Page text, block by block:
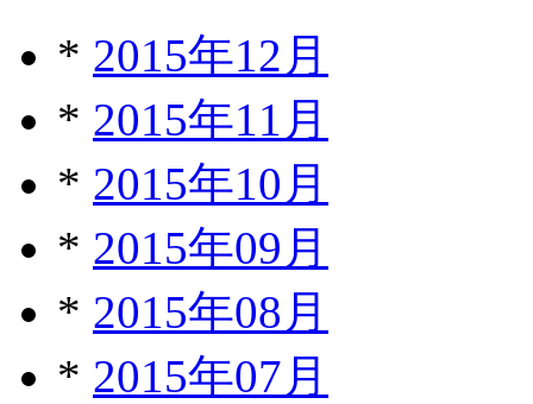
* 2015年12月
* 2015年11月
* 2015年10月
* 2015年09月
* 2015年08月
* 2015年07月